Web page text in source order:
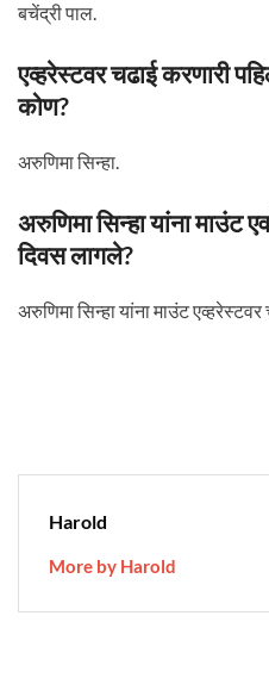
बचेंद्री पाल.
एव्हरेस्टवर चढाई करणारी
कोण?
अरुणिमा सिन्हा.
अरुणिमा सिन्हा यांना माउंट
दिवस लागले?
अरुणिमा सिन्हा यांना माउंट
Harold
More by Harold